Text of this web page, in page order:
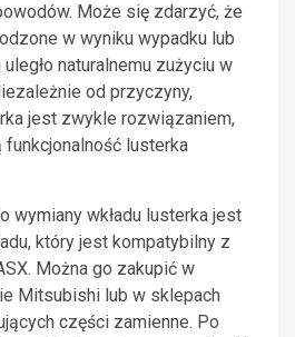
Może się zdarzyć, że
w wyniku wypadku lub
naturalnemu zużyciu w
od przyczyny,
jest zwykle rozwiązaniem,
funkcjonalność lusterka
wymiany wkładu lusterka jest
który jest kompatybilny z
Można go zakupić w
Mitsubishi lub w sklepach
części zamienne. Po